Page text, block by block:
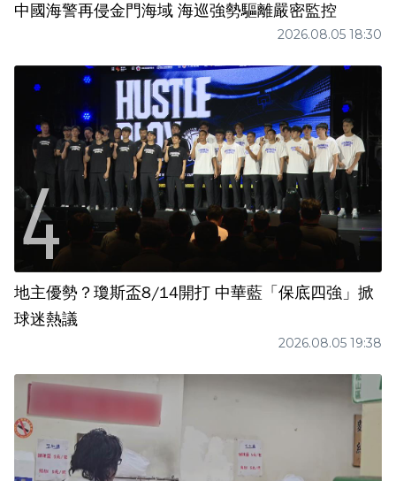
中國海警再侵金門海域 海巡強勢驅離嚴密監控
2026.08.05 18:30
地主優勢？瓊斯盃8/14開打 中華藍「保底四強」掀
球迷熱議
2026.08.05 19:38